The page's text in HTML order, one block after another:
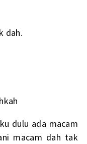
dah.
dulu ada macam
macam dah tak